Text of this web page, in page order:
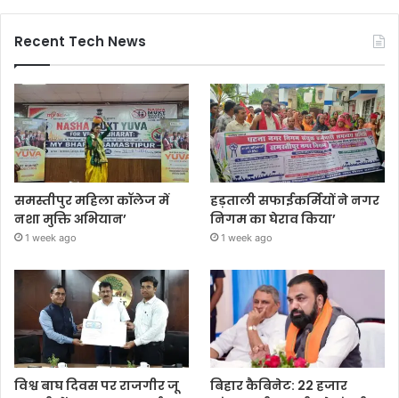
Recent Tech News
समस्तीपुर महिला कॉलेज में
नशा मुक्ति अभियान’
1 week ago
हड़ताली सफाईकर्मियों ने नगर
निगम का घेराव किया’
1 week ago
विश्व बाघ दिवस पर राजगीर जू
बिहार कैबिनेट: 22 हजार